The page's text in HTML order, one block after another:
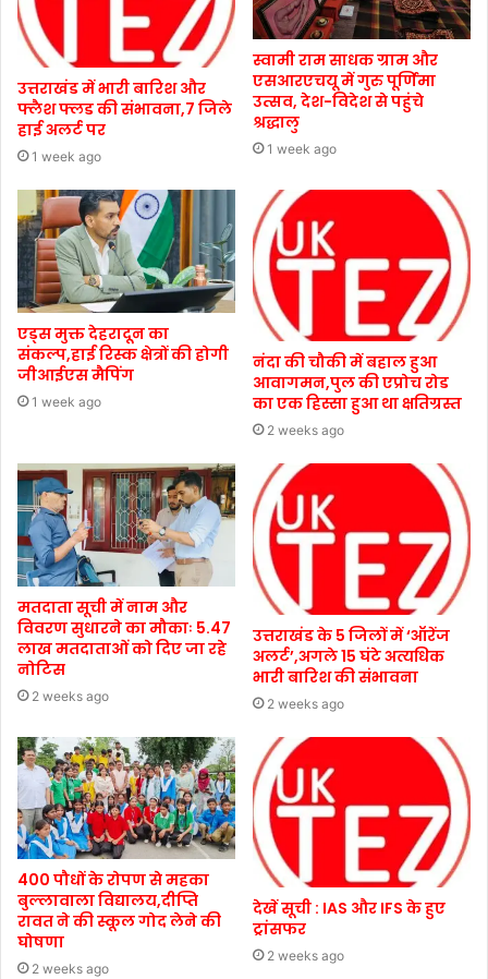
उत्तराखंड में भारी बारिश और
फ्लैश फ्लड की संभावना,7 जिले
हाई अलर्ट पर
1 week ago
स्वामी राम साधक ग्राम और
एसआरएचयू में गुरु पूर्णिमा
उत्सव, देश-विदेश से पहुंचे
श्रद्धालु
1 week ago
एड्स मुक्त देहरादून का
संकल्प,हाई रिस्क क्षेत्रों की होगी
जीआईएस मैपिंग
1 week ago
नंदा की चौकी में बहाल हुआ
आवागमन,पुल की एप्रोच रोड
का एक हिस्सा हुआ था क्षतिग्रस्त
2 weeks ago
मतदाता सूची में नाम और
विवरण सुधारने का मौकाः 5.47
लाख मतदाताओं को दिए जा रहे
नोटिस
2 weeks ago
उत्तराखंड के 5 जिलों में ‘ऑरेंज
अलर्ट’,अगले 15 घंटे अत्यधिक
भारी बारिश की संभावना
2 weeks ago
400 पौधों के रोपण से महका
बुल्लावाला विद्यालय,दीप्ति
रावत ने की स्कूल गोद लेने की
घोषणा
2 weeks ago
देखें सूची : IAS और IFS के हुए
ट्रांसफर
2 weeks ago